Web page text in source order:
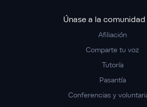
Únase a la comunidad
Afiliación
Comparte tu voz
Tutoría
Pasantía
Conferencias y